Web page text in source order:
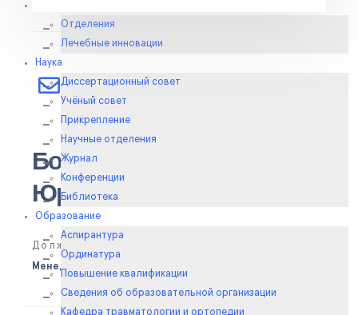
Отделения
Лечебные инновации
Наука
Диссертационный совет
Учёный совет
Прикрепление
Научные отделения
Журнал
Конференции
Библиотека
Образование
Аспирантура
Ординатура
Повышение квалификации
Сведения об образовательной организации
Кафедра травматологии и ортопедии
E-MAIL
aitalia@mail.ru
Богданова Наталья
Юрьевна
Должность
Менеджер (
Отделение восстановительной медицины №2